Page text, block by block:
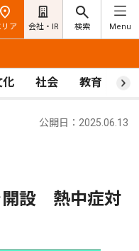
リア 会社・IR 検索 Menu
化 社会 教育 ス
公開日：2025.06.13
開設 熱中症対